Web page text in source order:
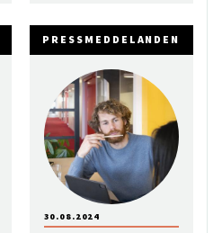
PRESSMEDDELANDEN
30.08.2024